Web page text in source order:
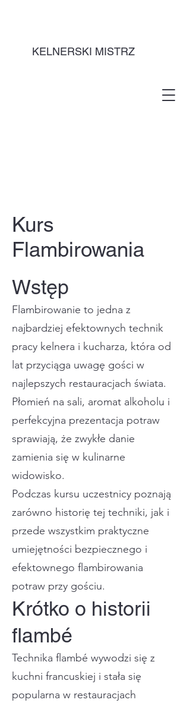
KELNERSKI MISTRZ
Kurs
Flambirowania
Wstęp
Flambirowanie to jedna z
najbardziej efektownych technik
pracy kelnera i kucharza, która od
lat przyciąga uwagę gości w
najlepszych restauracjach świata.
Płomień na sali, aromat alkoholu i
perfekcyjna prezentacja potraw
sprawiają, że zwykłe danie
zamienia się w kulinarne
widowisko.
Podczas kursu uczestnicy poznają
zarówno historię tej techniki, jak i
przede wszystkim praktyczne
umiejętności bezpiecznego i
efektownego flambirowania
potraw przy gościu.
Krótko o historii
flambé
Technika flambé wywodzi się z
kuchni francuskiej i stała się
popularna w restauracjach